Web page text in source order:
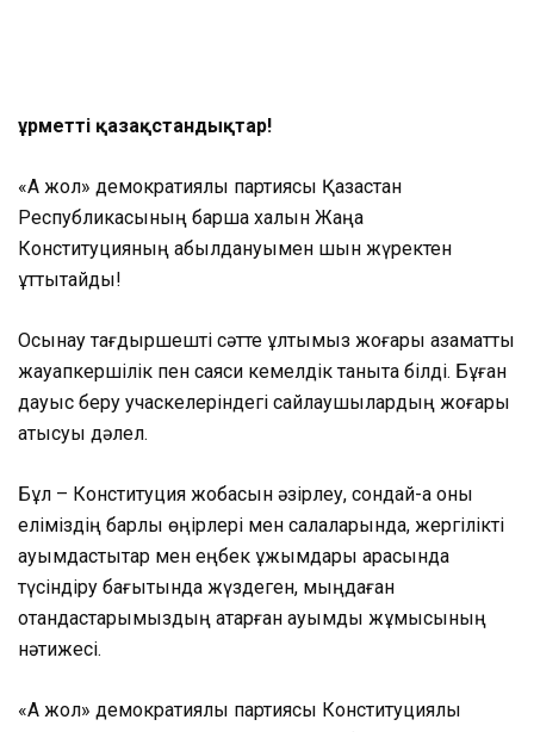
Құрметті қазақстандықтар!
«Ақ жол» демократиялық партиясы Қазақстан
Республикасының барша халқын Жаңа
Конституцияның қабылдануымен шын жүректен
құттықтайды!
Осынау тағдыршешті сәтте ұлтымыз жоғары азаматтық
жауапкершілік пен саяси кемелдік таныта білді. Бұған
дауыс беру учаскелеріндегі сайлаушылардың жоғары
қатысуы дәлел.
Бұл – Конституция жобасын әзірлеу, сондай-ақ оны
еліміздің барлық өңірлері мен салаларында, жергілікті
қауымдастықтар мен еңбек ұжымдары арасында
түсіндіру бағытында жүздеген, мыңдаған
отандастарымыздың атқарған ауқымды жұмысының
нәтижесі.
«Ақ жол» демократиялық партиясы Конституциялық